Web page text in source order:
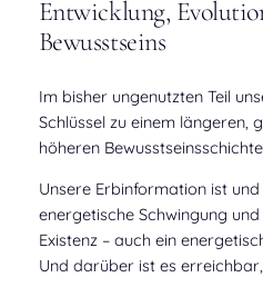
Entwicklung,
Bewusstseins
Im bisher ungenutzten Teil
Schlüssel zu einem längeren,
höheren
Unsere Erbinformation ist
energetische Schwingung
Existenz – auch ein
Und darüber ist es